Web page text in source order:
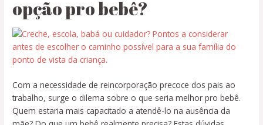
opção pro bebê?
Com a necessidade de reincorporação precoce dos pais ao
trabalho, surge o dilema sobre o que seria melhor pro bebê.
Quem estaria mais capacitado a atendê-lo na ausência da